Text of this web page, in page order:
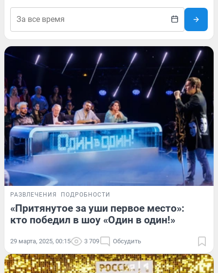
РАЗВЛЕЧЕНИЯ ПОДРОБНОСТИ
«Притянутое за уши первое место»:
кто победил в шоу «Один в один!»
29 марта, 2025, 00:15 3 709 Обсудить